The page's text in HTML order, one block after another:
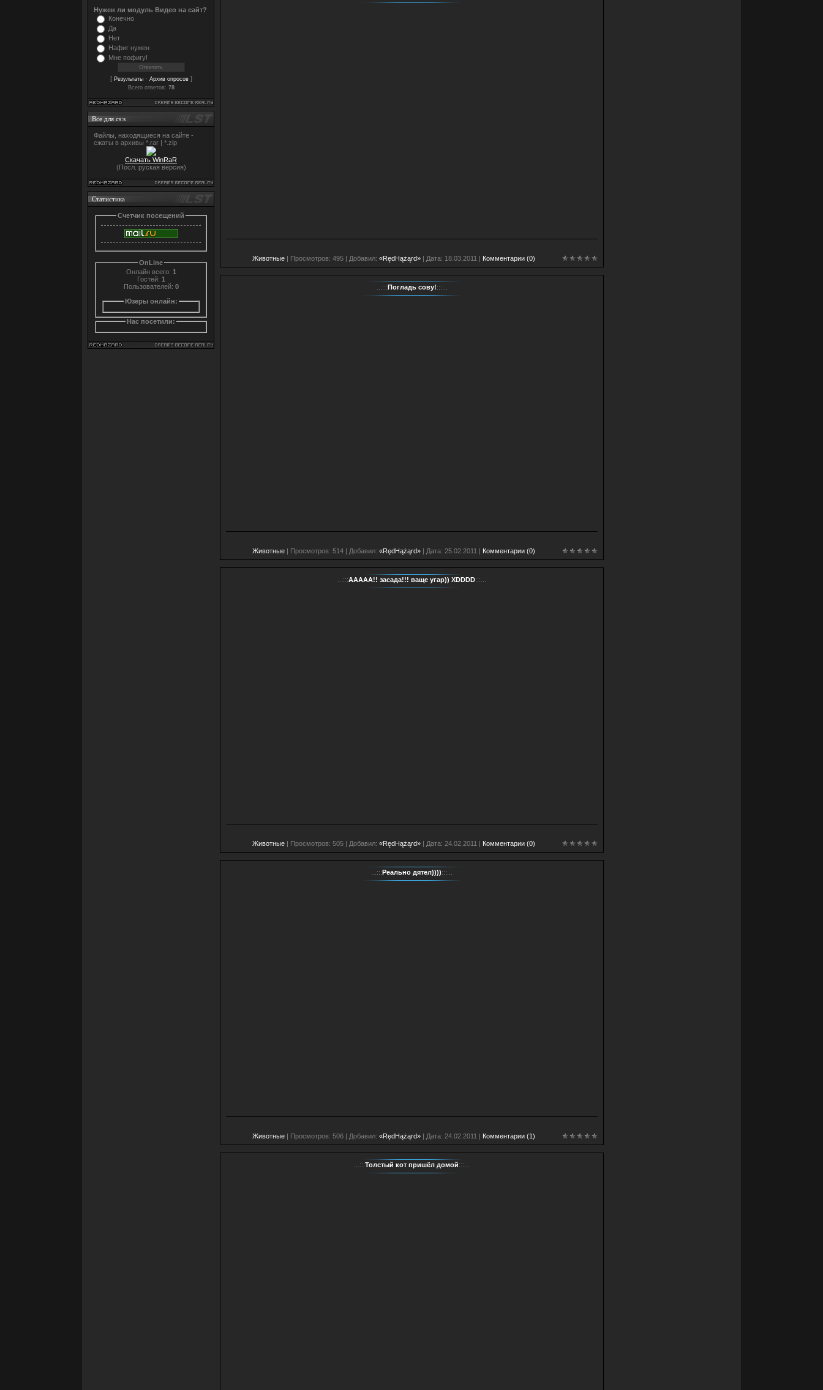
Нужен ли модуль Видео на сайт?
Конечно
Да
Нет
Нафиг нужен
Мне пофигу!
[ Результаты· Архив опросов]
Всего ответов: 78
Все для cs:s
Файлы, находящиеся на сайте -
сжаты в архивы *.rar | *.zip
Скачать WinRaR
(Посл. руская версия)
Статистика
Счетчик посещений
OnLine
Онлайн всего: 1
Гостей: 1
Пользователей: 0
Юзеры онлайн:
Нас посетили:
Животные| Просмотров: 495 | Добавил: «RędHążąrd»| Дата: 18.03.2011 | Комментарии (0)
...:::Погладь сову!:::...
Животные| Просмотров: 514 | Добавил: «RędHążąrd»| Дата: 25.02.2011 | Комментарии (0)
...:::ААААА!! засада!!! ваще угар)) XDDDD:::...
Животные| Просмотров: 505 | Добавил: «RędHążąrd»| Дата: 24.02.2011 | Комментарии (0)
...:::Реально дятел)))):::...
Животные| Просмотров: 506 | Добавил: «RędHążąrd»| Дата: 24.02.2011 | Комментарии (1)
...:::Толстый кот пришёл домой:::...